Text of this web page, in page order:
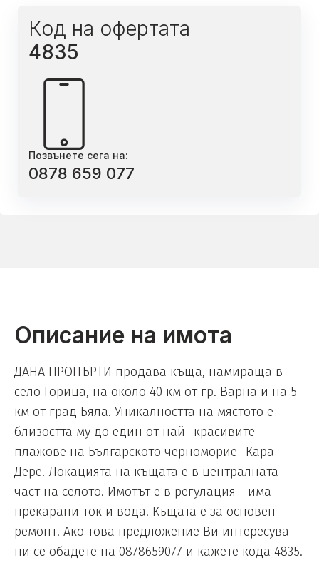
Код на офертата
4835
Позвънете сега на:
0878 659 077
Описание на имота
ДАНА ПРОПЪРТИ продава къща, намираща в
село Горица, на около 40 км от гр. Варна и на 5
км от град Бяла. Уникалността на мястото е
близостта му до един от най- красивите
плажове на Българското черноморие- Кара
Дере. Локацията на къщата е в централната
част на селото. Имотът е в регулация - има
прекарани ток и вода. Къщата е за основен
ремонт. Ако това предложение Ви интересува
ни се обадете на 0878659077 и кажете кода 4835.